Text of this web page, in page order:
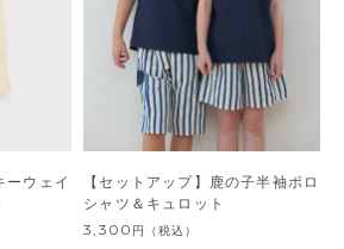
ーウェイ
【セットアップ】鹿の子半袖ポロ
シャツ＆キュロット
3,300 円 （税込）